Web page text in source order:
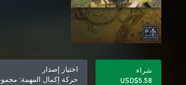
شراء
USD$5.58
اختيار إصدار
حركة إكمال المهمة: